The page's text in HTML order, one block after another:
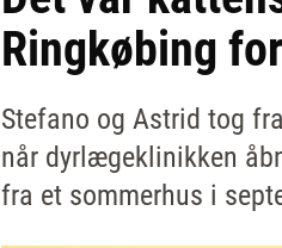
Ringkøbing
Stefano og Astrid tog
når dyrlægeklinikken
fra et sommerhus i